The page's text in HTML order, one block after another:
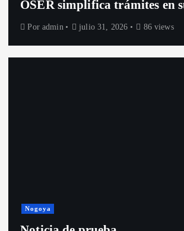
OSER simplifica trámites en
Por admin julio 31, 2026 86 views
Nogoya